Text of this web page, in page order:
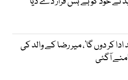
کر دوں گا‘، میر رضا کے والد کی
آگئی